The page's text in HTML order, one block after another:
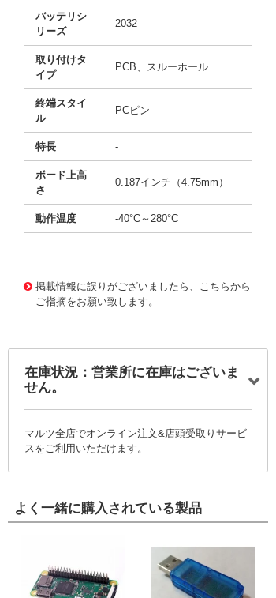
バッテリシ
リーズ
2032
取り付けタ
イプ
PCB、スルーホール
終端スタイ
ル
PCピン
特長 -
ボード上高
さ
0.187インチ（4.75mm）
動作温度 -40°C～280°C
掲載情報に誤りがございましたら、こちらから
ご指摘をお願い致します。
在庫状況：営業所に在庫はございま
せん。
マルツ全店でオンライン注文&店頭受取りサービ
スをご利用いただけます。
よく一緒に購入されている製品